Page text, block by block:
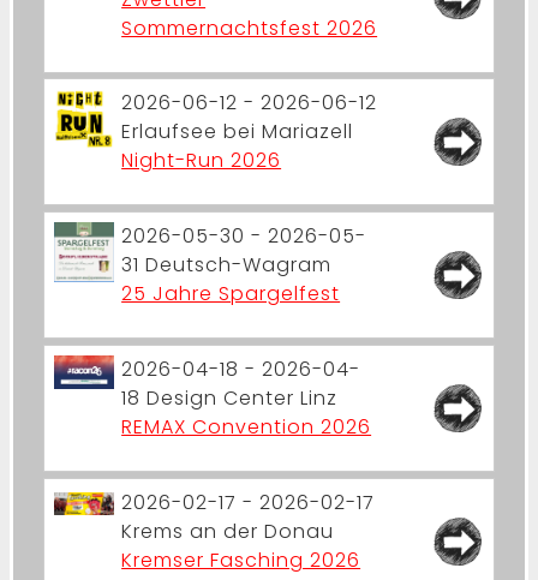
Sommernachtsfest 2026
2026-06-12 - 2026-06-12
Erlaufsee bei Mariazell
Night-Run 2026
2026-05-30 - 2026-05-
31 Deutsch-Wagram
25 Jahre Spargelfest
2026-04-18 - 2026-04-
18 Design Center Linz
REMAX Convention 2026
2026-02-17 - 2026-02-17
Krems an der Donau
Kremser Fasching 2026